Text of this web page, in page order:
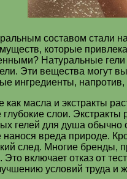
составом стали
которые
Натуральные
Эти вещества могут
ингредиенты,
как масла и экстракты
слои.
гелей для душа
вреда природе.
след. Многие
включает отказ от
условий труда